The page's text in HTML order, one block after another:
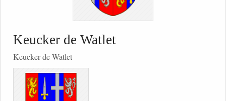
Keucker de Watlet
Keucker de Watlet